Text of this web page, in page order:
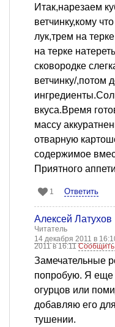
Итак,нарезаем
ветчинку,кому
лук,трем на
на терке
сковородке
ветчинку/,потом
вкуса.Время
массу
отварную
содержимое
Приятного
1 Ответить
Алексей Латухов
Читатель
14 декабря 2011 в
2011 в 16:11Сообщить
Замечательные
попробую. Я еще
огурцов или
добавляю его
тушении.